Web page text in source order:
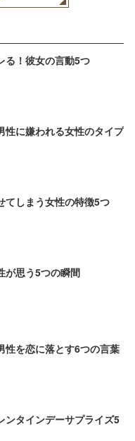
る！彼女の言動5つ
性に嫌われる女性のタイプ
てしまう女性の特徴5つ
が思う5つの瞬間
性を恋に落とす6つの言葉
ンタインデーサプライズ5